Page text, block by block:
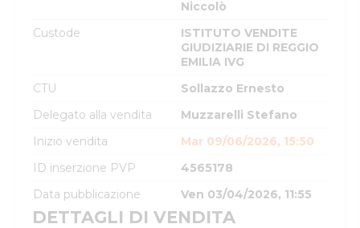
Niccolò
Custode
ISTITUTO VENDITE
GIUDIZIARIE DI REGGIO
EMILIA IVG
CTU
Sollazzo Ernesto
Delegato alla vendita
Muzzarelli Stefano
Inizio vendita
Mar 09/06/2026, 15:50
ID inserzione PVP
4565178
Data pubblicazione
Ven 03/04/2026, 11:55
DETTAGLI DI VENDITA